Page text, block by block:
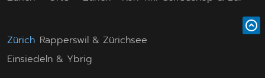
Zürich Rapperswil & Zürichsee
Einsiedeln & Ybrig